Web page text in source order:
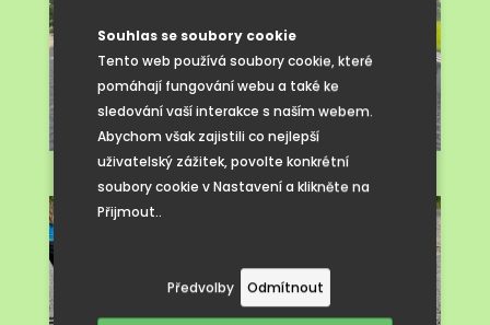
Souhlas se soubory cookie
Tento web používá soubory cookie, které
pomáhají fungování webu a také ke
sledování vaší interakce s naším webem.
Abychom však zajistili co nejlepší
uživatelský zážitek, povolte konkrétní
soubory cookie v Nastavení a klikněte na
Přijmout..
Předvolby Odmítnout